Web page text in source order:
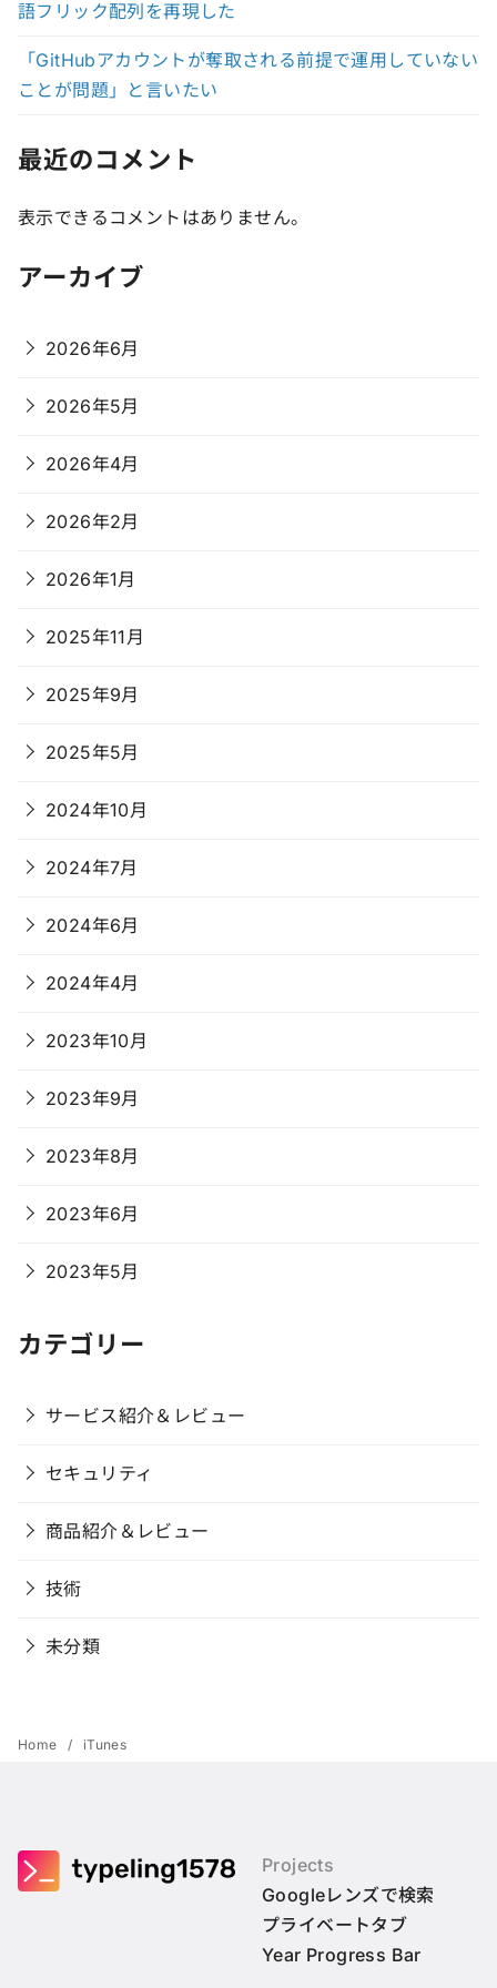
語フリック配列を再現した
「GitHubアカウントが奪取される前提で運用していない
ことが問題」と言いたい
最近のコメント
表示できるコメントはありません。
アーカイブ
2026年6月
2026年5月
2026年4月
2026年2月
2026年1月
2025年11月
2025年9月
2025年5月
2024年10月
2024年7月
2024年6月
2024年4月
2023年10月
2023年9月
2023年8月
2023年6月
2023年5月
カテゴリー
サービス紹介＆レビュー
セキュリティ
商品紹介＆レビュー
技術
未分類
Home iTunes
Projects
Googleレンズで検索
プライベートタブ
Year Progress Bar